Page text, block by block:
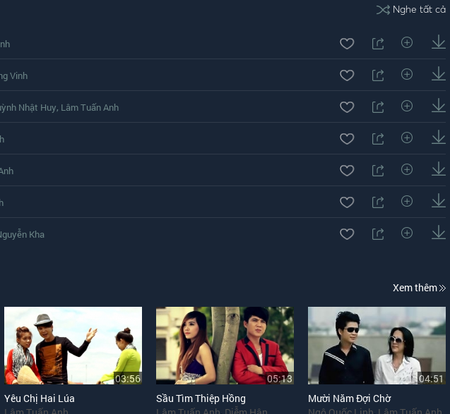
Nghe tất cả
Vinh
Nhật Huy, Lâm Tuấn Anh
Kha
Xem thêm
03:56
Yêu Chị Hai Lúa
05:13
Sầu Tìm Thiệp Hồng
04:51
Mười Năm Đợi Chờ